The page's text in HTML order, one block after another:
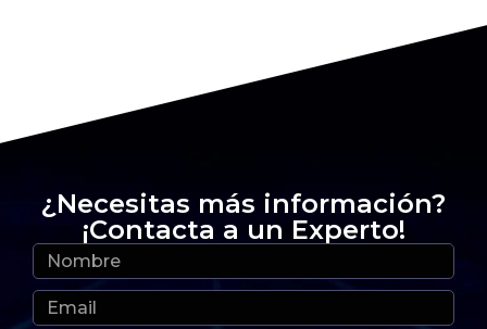
¿Necesitas más información?
¡Contacta a un Experto!